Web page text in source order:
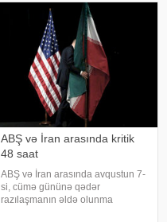
gəlməkdən imtina etməsi ilə
əlaqədar amerikalı risk
tədqiqatçısı v
ABŞ və İran arasında kritik
48 saat
ABŞ və İran arasında avqustun 7-
si, cümə gününə qədər
razılaşmanın əldə olunma